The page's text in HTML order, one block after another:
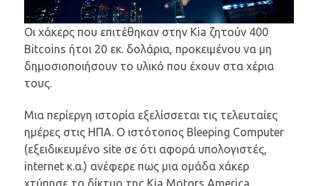
Οι χάκερς που επιτέθηκαν στην Kia ζητούν 400
Bitcoins ήτοι 20 εκ. δολάρια, προκειμένου να μη
δημοσιοποιήσουν το υλικό που έχουν στα χέρια
τους.
Μια περίεργη ιστορία εξελίσσεται τις τελευταίες
ημέρες στις ΗΠΑ. Ο ιστότοπος Bleeping Computer
(εξειδικευμένο site σε ότι αφορά υπολογιστές,
internet κ.α.) ανέφερε πως μια ομάδα χάκερ
χτύπησε το δίκτυο της Kia Motors America